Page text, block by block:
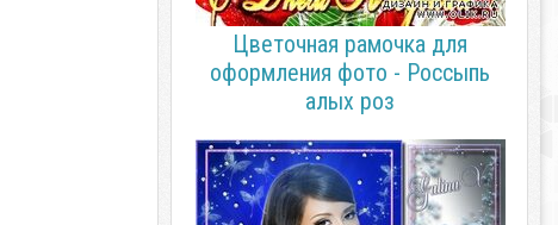
Цветочная рамочка для
оформления фото - Россыпь
алых роз